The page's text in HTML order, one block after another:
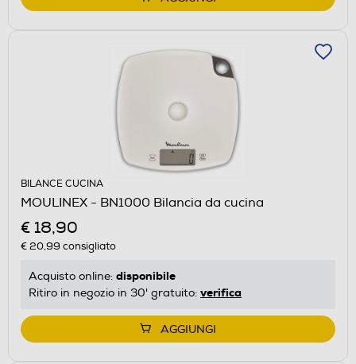
BILANCE CUCINA
MOULINEX - BN1000 Bilancia da cucina
€ 18,90
€ 20,99 consigliato
Acquisto online: disponibile
Ritiro in negozio in 30' gratuito: verifica
AGGIUNGI